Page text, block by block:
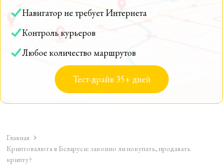
Навигатор не требует Интернета
Контроль курьеров
Любое количество маршрутов
Тест-драйв 35+ дней
Главная
Криптовалюта в Беларуси: законно ли покупать, продавать
крипту?